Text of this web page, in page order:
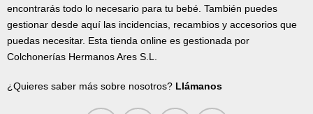
encontrarás todo lo necesario para tu bebé. También puedes
gestionar desde aquí las incidencias, recambios y accesorios que
puedas necesitar. Esta tienda online es gestionada por
Colchonerías Hermanos Ares S.L.
¿Quieres saber más sobre nosotros? Llámanos